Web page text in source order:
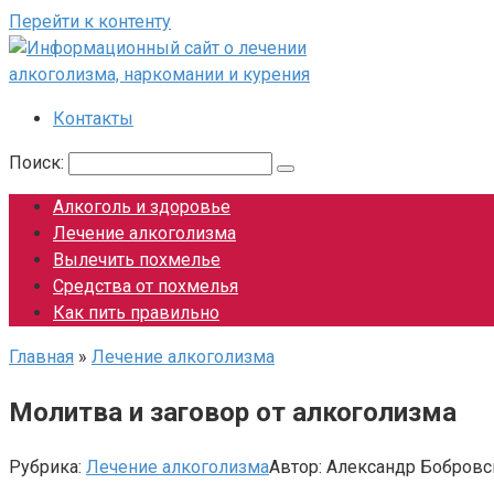
Перейти к контенту
Контакты
Поиск:
Алкоголь и здоровье
Лечение алкоголизма
Вылечить похмелье
Средства от похмелья
Как пить правильно
Главная » Лечение алкоголизма
Молитва и заговор от алкоголизма
Рубрика: Лечение алкоголизмаАвтор: Александр